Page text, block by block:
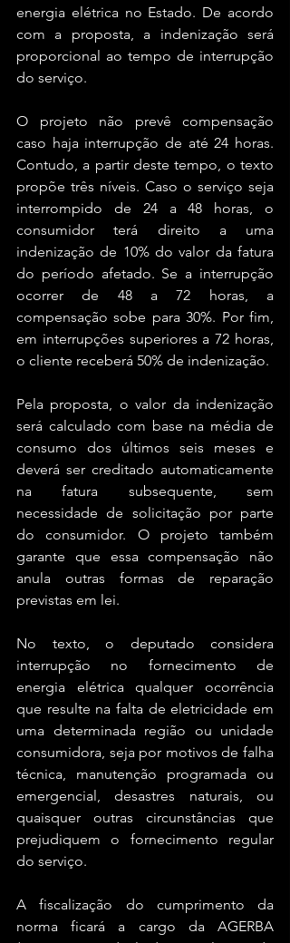
energia elétrica no Estado. De acordo
com a proposta, a indenização será
proporcional ao tempo de interrupção
do serviço.
O projeto não prevê compensação
caso haja interrupção de até 24 horas.
Contudo, a partir deste tempo, o texto
propõe três níveis. Caso o serviço seja
interrompido de 24 a 48 horas, o
consumidor terá direito a uma
indenização de 10% do valor da fatura
do período afetado. Se a interrupção
ocorrer de 48 a 72 horas, a
compensação sobe para 30%. Por fim,
em interrupções superiores a 72 horas,
o cliente receberá 50% de indenização.
Pela proposta, o valor da indenização
será calculado com base na média de
consumo dos últimos seis meses e
deverá ser creditado automaticamente
na fatura subsequente, sem
necessidade de solicitação por parte
do consumidor. O projeto também
garante que essa compensação não
anula outras formas de reparação
previstas em lei.
No texto, o deputado considera
interrupção no fornecimento de
energia elétrica qualquer ocorrência
que resulte na falta de eletricidade em
uma determinada região ou unidade
consumidora, seja por motivos de falha
técnica, manutenção programada ou
emergencial, desastres naturais, ou
quaisquer outras circunstâncias que
prejudiquem o fornecimento regular
do serviço.
A fiscalização do cumprimento da
norma ficará a cargo da AGERBA